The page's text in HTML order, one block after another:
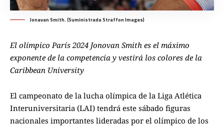
Jonavan Smith. (Suministrada Straffon Images)
El olímpico París 2024 Jonovan Smith es el máximo
exponente de la competencia y vestirá los colores de la
Caribbean University
El campeonato de la lucha olímpica de la Liga Atlética
Interuniversitaria (LAI) tendrá este sábado figuras
nacionales importantes lideradas por el olímpico de los